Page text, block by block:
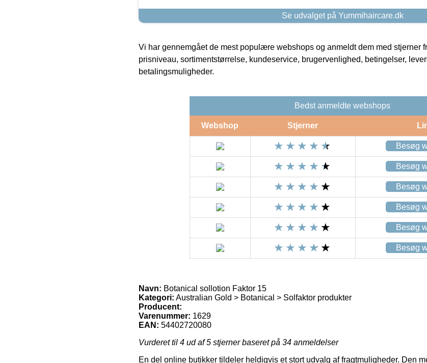
Se udvalget på Yummihaircare.dk
Vi har gennemgået de mest populære webshops og anmeldt dem med stjerner
prisniveau, sortimentstørrelse, kundeservice, brugervenlighed, betingelser,
betalingsmuligheder.
Bedst anmeldte webshops
Webshop Stjerner
Besøg
Besøg
Besøg
Besøg
Besøg
Besøg
Navn: Botanical sollotion Faktor 15
Kategori: Australian Gold > Botanical > Solfaktor produkter
Producent:
Varenummer: 1629
EAN: 54402720080
Vurderet til 4 ud af 5 stjerner baseret på 34 anmeldelser
En del online butikker tildeler heldigvis et stort udvalg af fragtmuligheder. Den